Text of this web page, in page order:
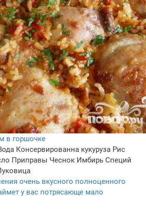
в горшочке
Консервированна кукуруза Рис
Приправы Чеснок Имбирь Специй
очень вкусного полноценного
у вас потрясающе мало